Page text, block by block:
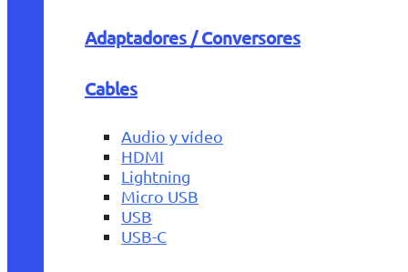
Adaptadores / Conversores
Cables
Audio y vídeo
HDMI
Lightning
Micro USB
USB
USB-C